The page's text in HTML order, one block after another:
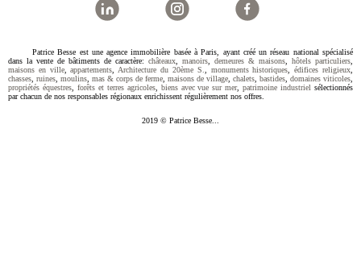
Patrice Besse est une agence immobilière basée à Paris, ayant créé un réseau national spécialisé
dans la vente de bâtiments de caractère: châteaux, manoirs, demeures & maisons, hôtels particuliers,
maisons en ville,appartements,Architecture du 20ème S., monuments historiques,édifices religieux,
chasses, ruines, moulins, mas & corps de ferme, maisons de village, chalets, bastides, domaines viticoles,
propriétés équestres, forêts et terres agricoles, biens avec vue sur mer,patrimoine industriel sélectionnés
par chacun de nos responsables régionaux enrichissent régulièrement nos offres.
2019 © Patrice Besse...